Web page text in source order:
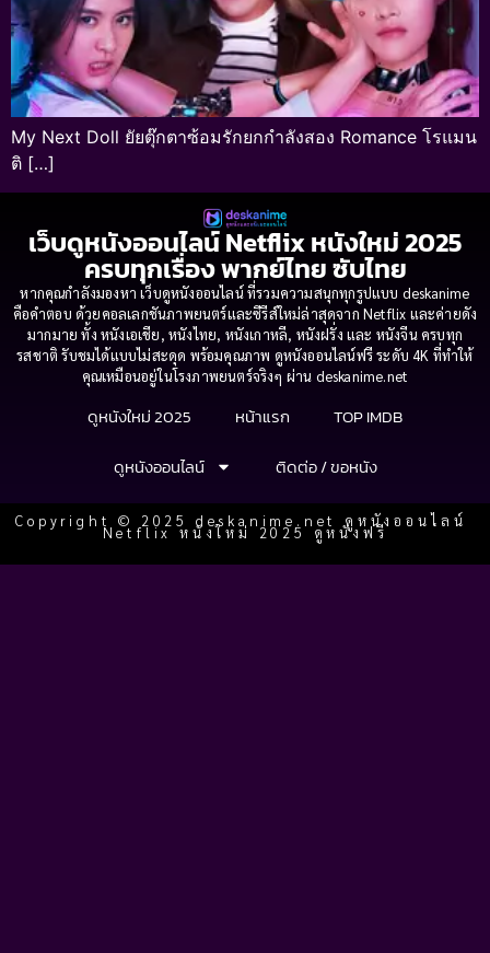
My Next Doll ยัยตุ๊กตาซ้อมรักยกกำลังสอง Romance โรแมน
ติ […]
เว็บดูหนังออนไลน์ Netflix หนังใหม่ 2025
ครบทุกเรื่อง พากย์ไทย ซับไทย
หากคุณกำลังมองหา เว็บดูหนังออนไลน์ ที่รวมความสนุกทุกรูปแบบ deskanime
คือคำตอบ ด้วยคอลเลกชันภาพยนตร์และซีรีส์ใหม่ล่าสุดจาก Netflix และค่ายดัง
มากมาย ทั้ง หนังเอเชีย, หนังไทย, หนังเกาหลี, หนังฝรั่ง และ หนังจีน ครบทุก
รสชาติ รับชมได้แบบไม่สะดุด พร้อมคุณภาพ ดูหนังออนไลน์ฟรี ระดับ 4K ที่ทำให้
คุณเหมือนอยู่ในโรงภาพยนตร์จริงๆ ผ่าน deskanime.net
ดูหนังใหม่ 2025 หน้าแรก
TOP IMDB
ดูหนังออนไลน์
ติดต่อ / ขอหนัง
Copyright © 2025 deskanime.net ดูหนังออนไลน์
Netflix หนังใหม่ 2025 ดูหนังฟรี